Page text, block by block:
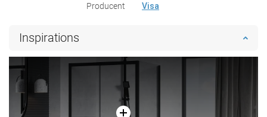
Producent Visa
Inspirations